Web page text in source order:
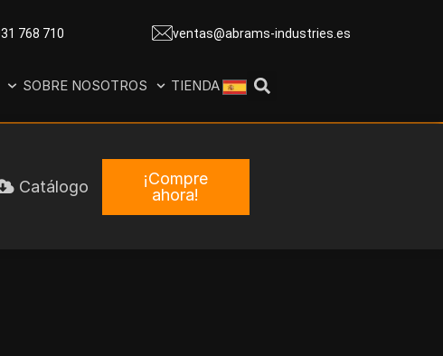
768 710 ventas@abrams-industries.es
SOBRE NOSOTROS TIENDA
Catálogo
¡Compre
ahora!